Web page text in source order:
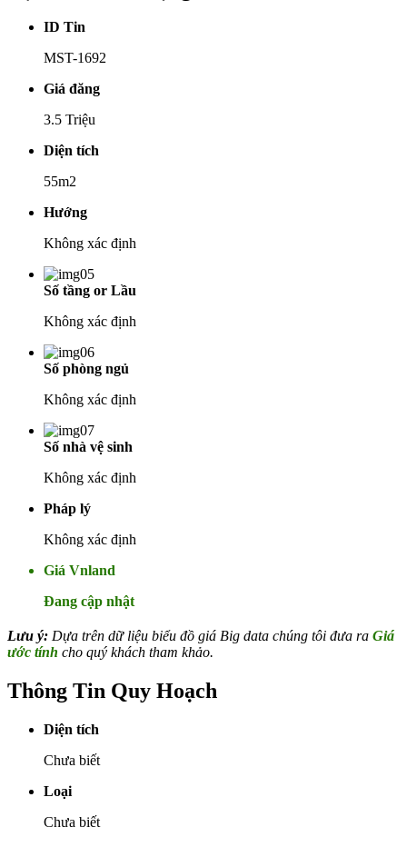
ID Tin
MST-1692
Giá đăng
3.5 Triệu
Diện tích
55m2
Hướng
Không xác định
Số tầng or Lầu
Không xác định
Số phòng ngủ
Không xác định
Số nhà vệ sinh
Không xác định
Pháp lý
Không xác định
Giá Vnland
Đang cập nhật
Lưu ý: Dựa trên dữ liệu biểu đồ giá Big data chúng tôi đưa ra Giá
ước tính cho quý khách tham khảo.
Thông Tin Quy Hoạch
Diện tích
Chưa biết
Loại
Chưa biết